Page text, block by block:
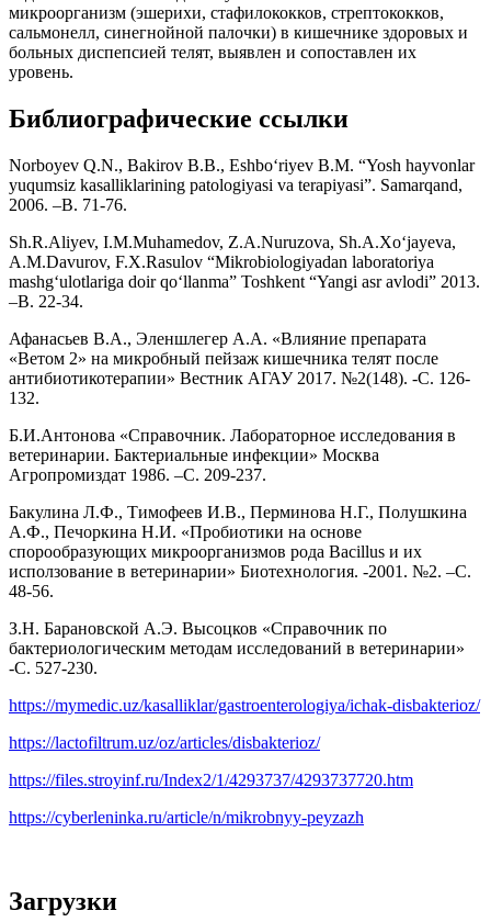
микроорганизм (эшерихи, стафилококков, стрептококков,
сальмонелл, синегнойной палочки) в кишечнике здоровых и
больных диспепсией телят, выявлен и сопоставлен их
уровень.
Библиографические ссылки
Norboyev Q.N., Bakirov B.B., Eshbo‘riyev B.M. “Yosh hayvonlar
yuqumsiz kasalliklarining patologiyasi va terapiyasi”. Samarqand,
2006. –B. 71-76.
Sh.R.Aliyev, I.M.Muhamedov, Z.A.Nuruzova, Sh.A.Xo‘jayeva,
A.M.Davurov, F.X.Rasulov “Mikrobiologiyadan laboratoriya
mashg‘ulotlariga doir qo‘llanma” Toshkent “Yangi asr avlodi” 2013.
–B. 22-34.
Афанасьев В.А., Эленшлегер А.А. «Влияние препарата
«Ветом 2» на микробный пейзаж кишечника телят после
антибиотикотерапии» Вестник АГАУ 2017. №2(148). -С. 126-
132.
Б.И.Антонова «Справочник. Лабораторное исследования в
ветеринарии. Бактериальные инфекции» Москва
Агропромиздат 1986. –C. 209-237.
Бакулина Л.Ф., Тимофеев И.В., Перминова Н.Г., Полушкина
А.Ф., Печоркина Н.И. «Пробиотики на основе
спорообразующих микроорганизмов рода Bacillus и их
исползование в ветеринарии» Биотехнология. -2001. №2. –С.
48-56.
З.Н. Барановской А.Э. Высоцков «Справочник по
бактериологическим методам исследований в ветеринарии»
-С. 527-230.
https://mymedic.uz/kasalliklar/gastroenterologiya/ichak-disbakterioz/
https://lactofiltrum.uz/oz/articles/disbakterioz/
https://files.stroyinf.ru/Index2/1/4293737/4293737720.htm
https://cyberleninka.ru/article/n/mikrobnyy-peyzazh
Загрузки